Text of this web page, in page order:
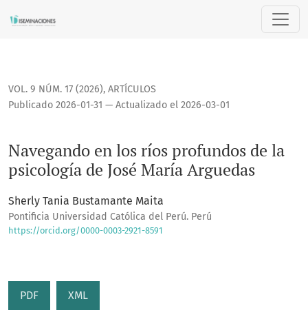
Navegando en los ríos profundos de la psicología de José
VOL. 9 NÚM. 17 (2026), ARTÍCULOS
Navegando en los ríos profundos de la
psicología de José María Arguedas
Publicado 2026-01-31 — Actualizado el 2026-03-01
Sherly Tania Bustamante Maita
Pontificia Universidad Católica del Perú. Perú
https://orcid.org/0000-0003-2921-8591
PDF XML